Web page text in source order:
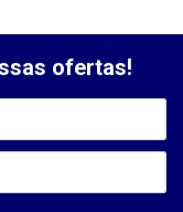
ofertas!